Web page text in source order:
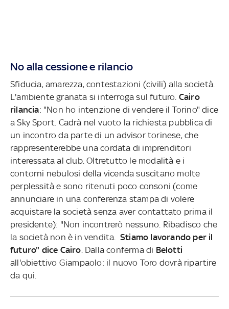
No alla cessione e rilancio
Sfiducia, amarezza, contestazioni (civili) alla società.
L'ambiente granata si interroga sul futuro. Cairo
rilancia: "Non ho intenzione di vendere il Torino" dice
a Sky Sport. Cadrà nel vuoto la richiesta pubblica di
un incontro da parte di un advisor torinese, che
rappresenterebbe una cordata di imprenditori
interessata al club. Oltretutto le modalità e i
contorni nebulosi della vicenda suscitano molte
perplessità e sono ritenuti poco consoni (come
annunciare in una conferenza stampa di volere
acquistare la società senza aver contattato prima il
presidente): "Non incontrerò nessuno. Ribadisco che
la società non è in vendita. Stiamo lavorando per il
futuro" dice Cairo . Dalla conferma di Belotti
all'obiettivo Giampaolo: il nuovo Toro dovrà ripartire
da qui.